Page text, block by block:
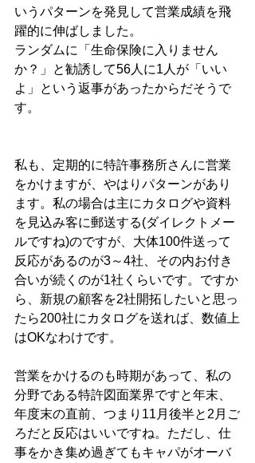
いうパターンを発見して営業成績を飛
躍的に伸ばしました。
ランダムに「生命保険に入りません
か？」と勧誘して56人に1人が「いい
よ」という返事があったからだそうで
す。
私も、定期的に特許事務所さんに営業
をかけますが、やはりパターンがあり
ます。私の場合は主にカタログや資料
を見込み客に郵送する(ダイレクトメー
ルですね)のですが、大体100件送って
反応があるのが3～4社、その内お付き
合いが続くのが1社くらいです。ですか
ら、新規の顧客を2社開拓したいと思っ
たら200社にカタログを送れば、数値上
はOKなわけです。
営業をかけるのも時期があって、私の
分野である特許図面業界ですと年末、
年度末の直前、つまり11月後半と2月ご
ろだと反応はいいですね。ただし、仕
事をかき集め過ぎてもキャパがオーバ